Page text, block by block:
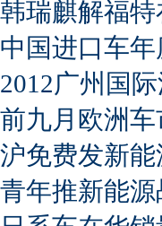
韩瑞麒解福
中国进口车
2012广州国
前九月欧洲车
沪免费发新能
青年推新能源